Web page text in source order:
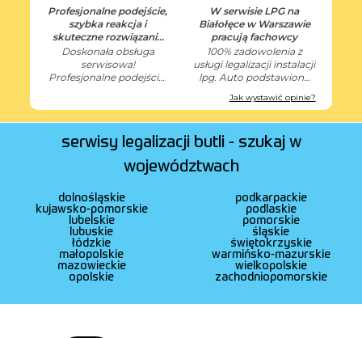
małopolskie
mazowieckie
opolskie
podkarpackie
podlaskie
pomorskie
śląskie
świętokrzyskie
warmińsko-mazurs...
zachodniopomorsk...
Zduńska Wola
Profesjonalne podejście,
szybka reakcja i
skuteczne rozwiązanie
problemu
Doskonała obsługa
serwisowa!
Profesjonalne podejście,
Białołęka
W serwisie LPG na
Białołęce w Warszawie
pracują fachowcy
100% zadowolenia z
usługi legalizacji instalacji
lpg. Auto podstawione
samego dnia. Profeska.
Białołęce.
Jak wystawić opinie?
serwisy legalizacji butli - szukaj w
województwach
dolnośląskie
kujawsko-pomorskie
lubelskie
lubuskie
łódzkie
małopolskie
mazowieckie
opolskie
podkarpackie
podlaskie
pomorskie
śląskie
świętokrzyskie
warmińsko-mazurskie
wielkopolskie
zachodniopomorskie